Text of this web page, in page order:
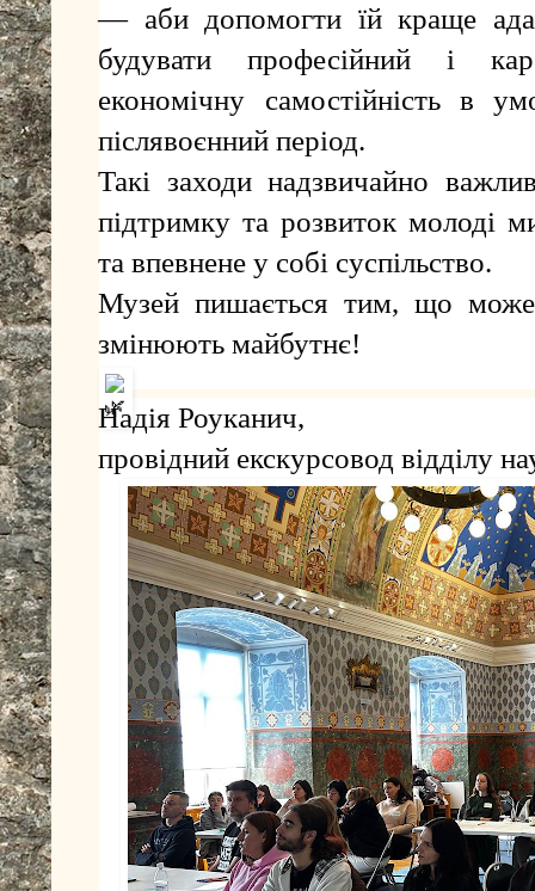
— аби допомогти їй краще
будувати професійний і
економічну самостійність в
післявоєнний період.
Такі заходи надзвичайно
підтримку та розвиток молоді
та впевнене у собі суспільство.
Музей пишається тим, що може
змінюють майбутнє!
Надія Роуканич,
провідний екскурсовод відділу